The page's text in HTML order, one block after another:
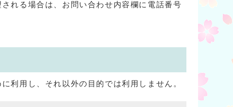
れる場合は、お問い合わせ内容欄に電話番号
利用し、それ以外の目的では利用しません。